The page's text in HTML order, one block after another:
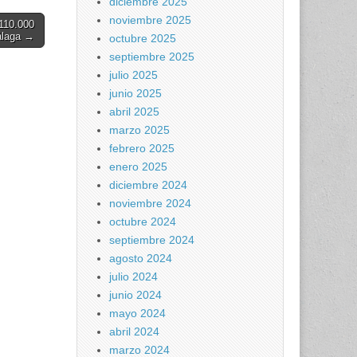
→
noviembre 2025
octubre 2025
septiembre 2025
julio 2025
junio 2025
abril 2025
marzo 2025
febrero 2025
enero 2025
diciembre 2024
noviembre 2024
octubre 2024
septiembre 2024
agosto 2024
julio 2024
junio 2024
mayo 2024
abril 2024
marzo 2024